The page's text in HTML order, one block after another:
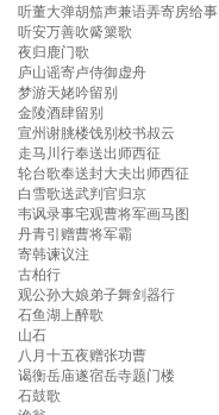
听董大弹胡笳声兼语弄寄房给事
听安万善吹觱篥歌
夜归鹿门歌
庐山谣寄卢侍御虚舟
梦游天姥吟留别
金陵酒肆留别
宣州谢朓楼饯别校书叔云
走马川行奉送出师西征
轮台歌奉送封大夫出师西征
白雪歌送武判官归京
韦讽录事宅观曹将军画马图
丹青引赠曹将军霸
寄韩谏议注
古柏行
观公孙大娘弟子舞剑器行
石鱼湖上醉歌
山石
八月十五夜赠张功曹
谒衡岳庙遂宿岳寺题门楼
石鼓歌